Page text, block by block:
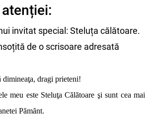
invitat special: Steluța călătoare.
de o scrisoare adresată
dragi prieteni!
Steluţa Călătoare şi sunt cea mai
Pămȃnt.